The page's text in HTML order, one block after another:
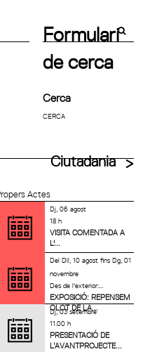
Formulari
de cerca
Cerca
Ciutadania
Actes
Dj, 06 agost
18 h
VISITA COMENTADA A
L'...
DelDll, 10 agostfinsDg, 01
novembre
Des de l'exterior:...
EXPOSICIÓ: REPENSEM
OLOT DE LA...
Dj, 03 setembre
11.00 h
PRESENTACIÓ DE
L’AVANTPROJECTE...